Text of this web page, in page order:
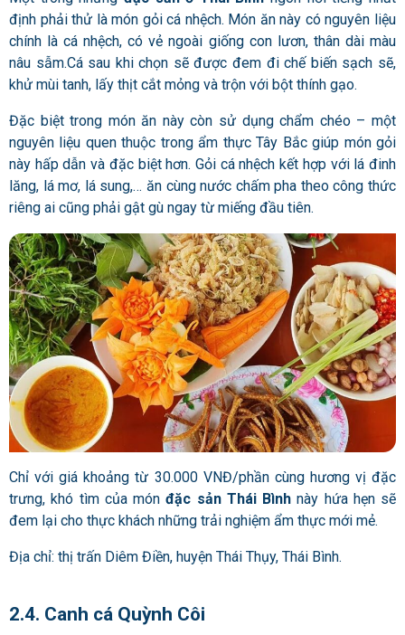
định phải thử là món gỏi cá nhệch. Món ăn này có nguyên liệu
chính là cá nhệch, có vẻ ngoài giống con lươn, thân dài màu
nâu sẫm.Cá sau khi chọn sẽ được đem đi chế biến sạch sẽ,
khử mùi tanh, lấy thịt cắt mỏng và trộn với bột thính gạo.
Đặc biệt trong món ăn này còn sử dụng chẩm chéo – một
nguyên liệu quen thuộc trong ẩm thực Tây Bắc giúp món gỏi
này hấp dẫn và đặc biệt hơn. Gỏi cá nhệch kết hợp với lá đinh
lăng, lá mơ, lá sung,… ăn cùng nước chấm pha theo công thức
riêng ai cũng phải gật gù ngay từ miếng đầu tiên.
Chỉ với giá khoảng từ 30.000 VNĐ/phần cùng hương vị đặc
trưng, khó tìm của mónđặc sản Thái Bình này hứa hẹn sẽ
đem lại cho thực khách những trải nghiệm ẩm thực mới mẻ.
Địa chỉ: thị trấn Diêm Điền, huyện Thái Thụy, Thái Bình.
2.4. Canh cá Quỳnh Côi